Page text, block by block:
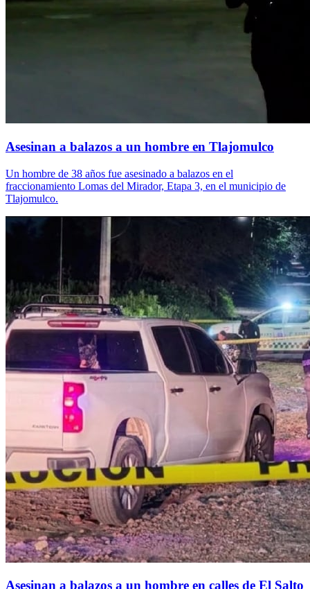
Asesinan a balazos a un hombre en Tlajomulco
Un hombre de 38 años fue asesinado a balazos en el
fraccionamiento Lomas del Mirador, Etapa 3, en el municipio de
Tlajomulco.
Asesinan a balazos a un hombre en calles de El Salto